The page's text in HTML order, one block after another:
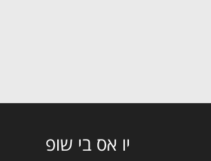
יו אס בי שופ